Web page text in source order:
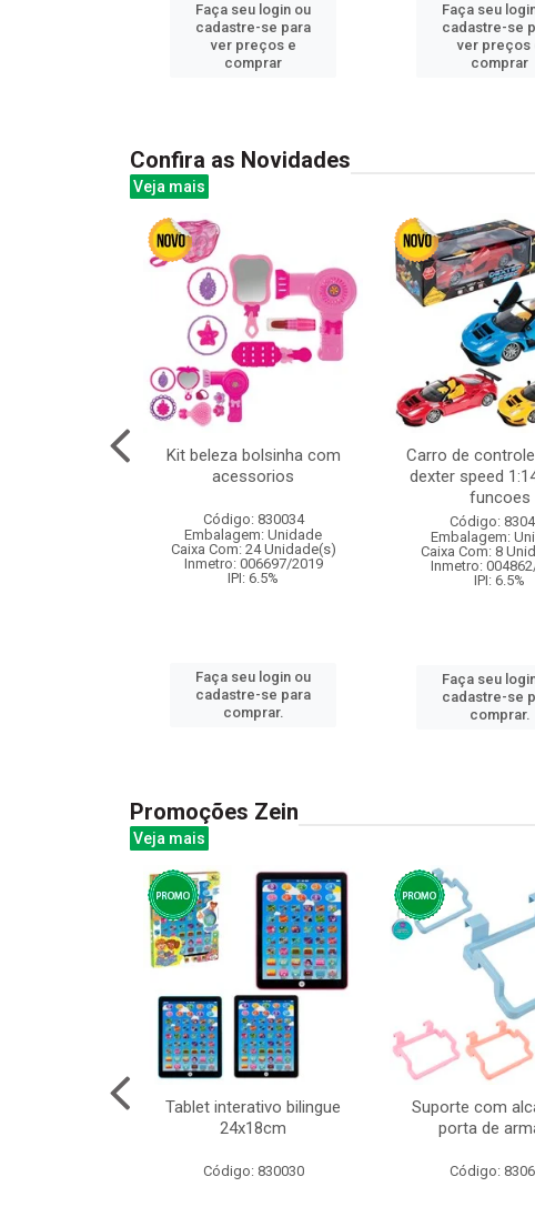
Faça seu login ou
cadastre-se para
ver preços e
comprar
Faça seu
cadastre-se
ver preços
comprar
Confira as Novidades
Veja mais
Kit beleza bolsinha com
acessorios
Código: 830034
Embalagem: Unidade
Caixa Com: 24 Unidade(s)
Inmetro: 006697/2019
IPI: 6.5%
Faça seu login ou
cadastre-se para
comprar.
Carro de
dexter speed
funcoes
Código:
Embalagem:
Caixa Com: 8
Inmetro:
IPI: 6.5%
Faça seu
cadastre-se
comprar.
Promoções Zein
Veja mais
Tablet interativo bilingue
24x18cm
Código: 830030
Suporte com
porta de
Código: